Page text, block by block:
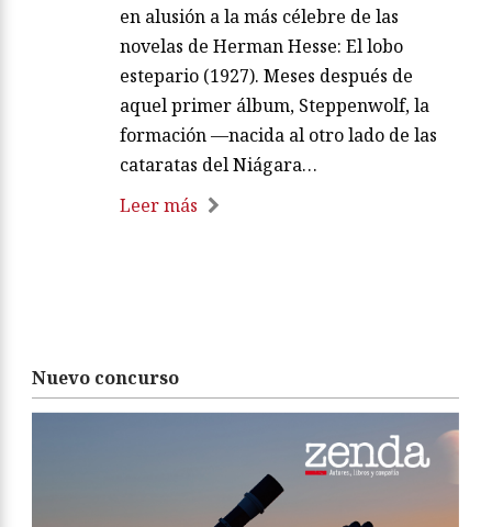
en alusión a la más célebre de las
novelas de Herman Hesse: El lobo
estepario (1927). Meses después de
aquel primer álbum, Steppenwolf, la
formación —nacida al otro lado de las
cataratas del Niágara…
Leer más
Nuevo concurso